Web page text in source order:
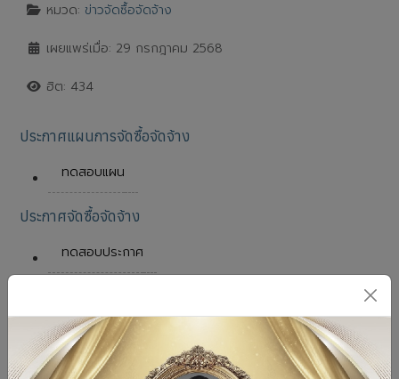
หมวด: ข่าวจัดซื้อจัดจ้าง
เผยแพร่เมื่อ: 29 กรกฎาคม 2568
ฮิต: 434
ประกาศแผนการจัดซื้อจัดจ้าง
ทดสอบแผน
ประกาศจัดซื้อจัดจ้าง
ทดสอบประกาศ
ทดสอบบบบบบบบบ